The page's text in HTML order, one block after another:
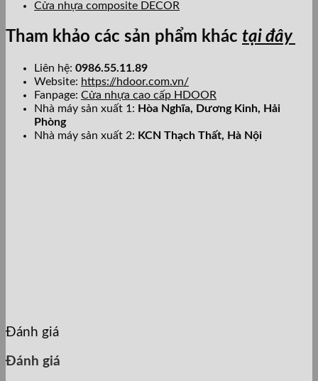
Cửa nhựa composite DECOR
Tham khảo các sản phẩm khác tại đây
Liên hệ: 0986.55.11.89
Website: https://hdoor.com.vn/
Fanpage: Cửa nhựa cao cấp HDOOR
Nhà máy sản xuất 1: Hòa Nghĩa, Dương Kinh, Hải
Phòng
Nhà máy sản xuất 2: KCN Thạch Thất, Hà Nội
Đánh giá
Đánh giá